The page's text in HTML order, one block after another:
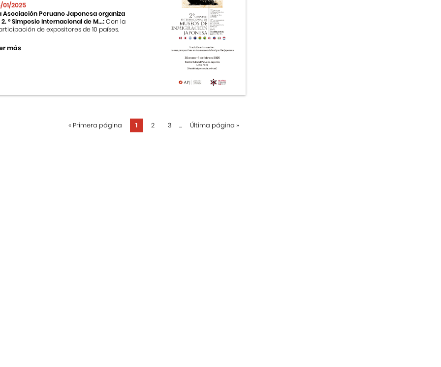
01/2025
Asociación Peruano Japonesa organiza
2. ° Simposio Internacional de M...:Con la
de expositores de 10 países.
más
« Primera página 1 2 3 ... Última página »